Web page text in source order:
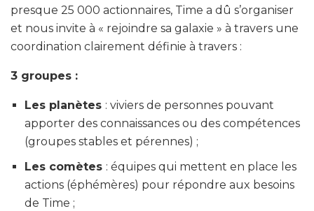
presque 25 000 actionnaires, Time a dû s’organiser
et nous invite à « rejoindre sa galaxie » à travers une
coordination clairement définie à travers :
3 groupes :
Les planètes : viviers de personnes pouvant
apporter des connaissances ou des compétences
(groupes stables et pérennes) ;
Les comètes : équipes qui mettent en place les
actions (éphémères) pour répondre aux besoins
de Time ;